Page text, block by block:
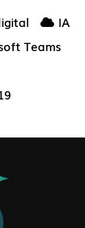
IA
Teams